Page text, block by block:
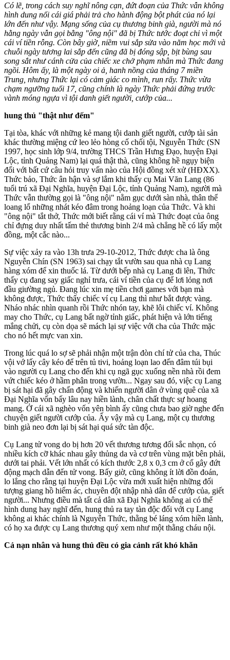
Có lẽ, trong cách suy nghĩ nông cạn, đứt đoạn của Thức vẫn không
hình dung nổi cái giá phải trả cho hành động bột phát của nó lại
lớn đến như vậy. Mạng sống của cụ thương binh già, người mà nó
hằng ngày vẫn gọi bằng "ông nội" đã bị Thức tước đoạt chỉ vì một
cái ví tiền rỗng. Còn bây giờ, niềm vui sắp sửa vào năm học mới và
chuỗi ngày tương lai sắp đến cũng đã bị đóng sập, bịt bùng sau
song sắt như cánh cửa của chiếc xe chở phạm nhân mà Thức đang
ngồi. Hôm ấy, là một ngày oi ả, hanh nồng của tháng 7 miền
Trung, nhưng Thức lại có cảm giác co mình, run rẩy. Thức vừa
chạm ngưỡng tuổi 17, cũng chính là ngày Thức phải đứng trước
vành móng ngựa vì tội danh giết người, cướp của...
hung thủ "thật như đếm"
Tại tòa, khác với những kẻ mang tội danh giết người, cướp tài sản
khác thường miệng cứ leo lẻo hòng cố chối tội, Nguyễn Thức (SN
1997, học sinh lớp 9/4, trường THCS Trần Hưng Đạo, huyện Đại
Lộc, tỉnh Quảng Nam) lại quá thật thà, cũng không hề ngụy biện
đối với bất cứ câu hỏi truy vấn nào của Hội đồng xét xử (HĐXX).
Thức bảo, Thức ân hận và sợ lắm khi thấy cụ Mai Văn Lang (86
tuổi trú xã Đại Nghĩa, huyện Đại Lộc, tỉnh Quảng Nam), người mà
Thức vẫn thường gọi là "ông nội" nằm gục dưới sàn nhà, thân thể
loang lổ những nhát kéo đâm trong hoảng loạn của Thức. Và khi
"ông nội" tắt thở, Thức mới biết rằng cái ví mà Thức đoạt của ông
chỉ đựng duy nhất tấm thẻ thương binh 2/4 mà chẳng hề có lấy một
đồng, một cắc nào...
Sự việc xảy ra vào 13h trưa 29-10-2012, Thức được cha là ông
Nguyễn Chín (SN 1963) sai chạy tắt vườn sau qua nhà cụ Lang
hàng xóm để xin thu‌ốc l‌á. Từ dưới bếp nhà cụ Lang đi lên, Thức
thấy cụ đang say giấc nghỉ trưa, cái ví tiền của cụ để lơi lỏng nơi
đầu giường ngủ. Đang lúc xin mẹ tiền chơi games với bạn mà
không được, Thức thấy chiếc ví cụ Lang thì như bắt được vàng.
Nháo nhác nhìn quanh rồi Thức nhón tay, khẽ lôi chiếc ví. Không
may cho Thức, cụ Lang bất ngờ tỉnh giấc, phát hiện và lớn tiếng
mắng chửi, cụ còn dọa sẽ mách lại sự việc với cha của Thức mặc
cho nó hết mực van xin.
Trong lúc quá lo sợ sẽ phải nhận một trận đòn chí tử của cha, Thúc
vội vớ lấy cây kéo để trên tủ tivi, hoảng loạn lao đến đâm túi bụi
vào người cụ Lang cho đến khi cụ ngã gục xuống nền nhà rồi đem
vứt chiếc kéo ở hầm phân trong vườn... Ngay sau đó, việc cụ Lang
bị sát hại đã gây chấn động và khiến người dân ở vùng quê của xã
Đại Nghĩa vốn bấy lâu nay hiền lành, chân chất thực sự hoang
mang. Ở cái xã nghèo vốn yên bình ấy cũng chưa bao giờ nghe đến
chuyện giết người cướp của. Ấy vậy mà cụ Lang, một cụ thương
binh già neo đơn lại bị sát hại quá sức tàn độc.
Cụ Lang t‌ử von‌g do bị hơn 20 vết thương tương đối sắc nhọn, có
nhiều kích cỡ khác nhau gây thủng da và cơ trên vùng mặt bên phải,
dưới tai phải. Vết lớn nhất có kích thước 2,8 x 0,3 cm ở cổ gây đứt
động mạch dẫn đến t‌ử von‌g. Bấy giờ, cũng không ít lời đồn đoán,
lo lắng cho rằng tại huyện Đại Lộc vừa mới xuất hiện những đối
tượng giang hồ hiểm ác, chuyên đột nhập nhà dân để cướp của, giết
người... Nhưng điều mà tất cả dân xã Đại Nghĩa không ai có thể
hình dung hay nghĩ đến, hung thủ ra tay tàn độc đối với cụ Lang
không ai khác chính là Nguyễn Thức, thằng bé láng xóm hiền lành,
có họ xa được cụ Lang thương quý xem như một thằng cháu nội.
Cả nạn nhân và hung thủ đều có gia cảnh rất khó khăn